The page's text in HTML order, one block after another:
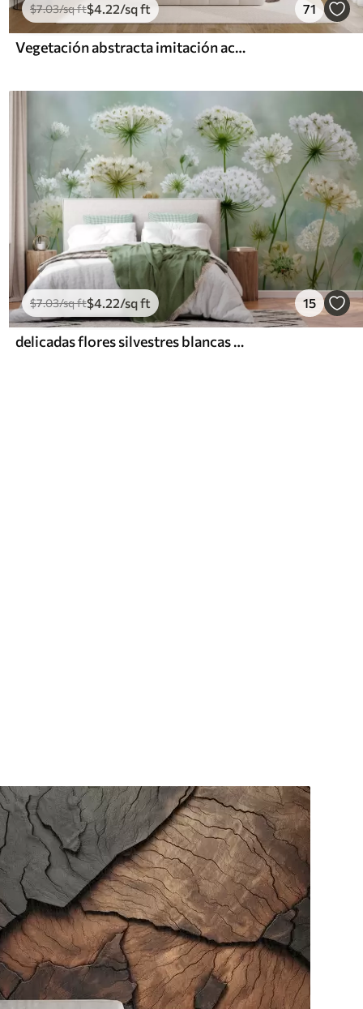
$7.03/sq ft$4.22/sq ft 71
Vegetación abstracta imitación acuarela
$7.03/sq ft$4.22/sq ft 15
delicadas flores silvestres blancas Reina Ana, de estilo pintoresco, tonos verdes